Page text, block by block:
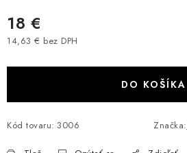
YAMAHA GRIZZLY 550/660/700
CAN AM OUTLANDER 570/650/
CAN AM RENEGADE 570/650/
18 €
14,63 € bez DPH
DO KOŠÍKA
Kód tovaru: 3006 Značka: